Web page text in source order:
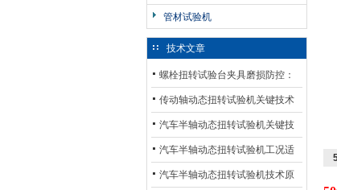
2026-07-23
管材试验机
技术文章
螺栓扭转试验台夹具磨损防控：
材质选型与表面处理的耐用性优
化
传动轴动态扭转试验机关键技术
及产业落地应用
汽车半轴动态扭转试验机关键技
术及产业落地应用
汽车半轴动态扭转试验机工况适
配与质控应用探析
汽车半轴动态扭转试验机技术原